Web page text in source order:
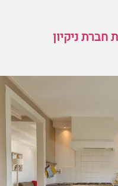
חברת ניקיון